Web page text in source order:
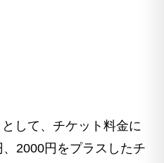
して、チケット料金に
2000円をプラスしたチ